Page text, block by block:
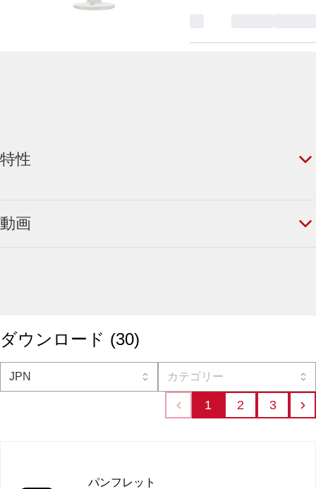
特性
動画
ダウンロード (30)
1 2 3
パンフレット